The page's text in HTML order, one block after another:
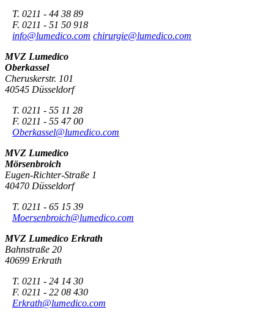
T. 0211 - 44 38 89
F. 0211 - 51 50 918
info@lumedico.com chirurgie@lumedico.com
MVZ Lumedico
Oberkassel
Cheruskerstr. 101
40545 Düsseldorf
T. 0211 - 55 11 28
F. 0211 - 55 47 00
Oberkassel@lumedico.com
MVZ Lumedico
Mörsenbroich
Eugen-Richter-Straße 1
40470 Düsseldorf
T. 0211 - 65 15 39
Moersenbroich@lumedico.com
MVZ Lumedico Erkrath
Bahnstraße 20
40699 Erkrath
T. 0211 - 24 14 30
F. 0211 - 22 08 430
Erkrath@lumedico.com